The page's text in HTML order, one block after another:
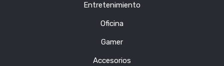
Entretenimiento
Oficina
Gamer
Accesorios